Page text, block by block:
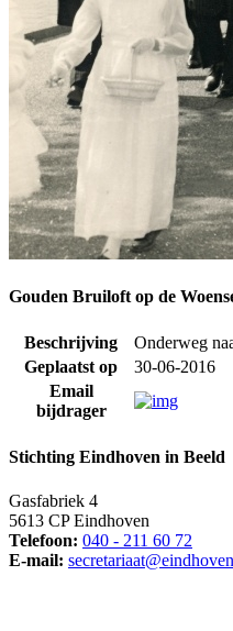
Gouden Bruiloft op de
Beschrijving
Onderweg
Geplaatst op
30-06-2016
Email
bijdrager
Stichting Eindhoven in Beeld
Gasfabriek 4
5613 CP Eindhoven
Telefoon: 040 - 211 60 72
E-mail: